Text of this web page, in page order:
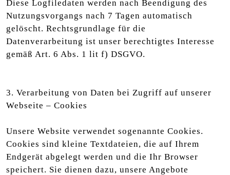
Diese Logfiledaten werden nach Beendigung des
Nutzungsvorgangs nach 7 Tagen automatisch
gelöscht. Rechtsgrundlage für die
Datenverarbeitung ist unser berechtigtes Interesse
gemäß Art. 6 Abs. 1 lit f) DSGVO.
3. Verarbeitung von Daten bei Zugriff auf unserer
Webseite – Cookies
Unsere Website verwendet sogenannte Cookies.
Cookies sind kleine Textdateien, die auf Ihrem
Endgerät abgelegt werden und die Ihr Browser
speichert. Sie dienen dazu, unsere Angebote